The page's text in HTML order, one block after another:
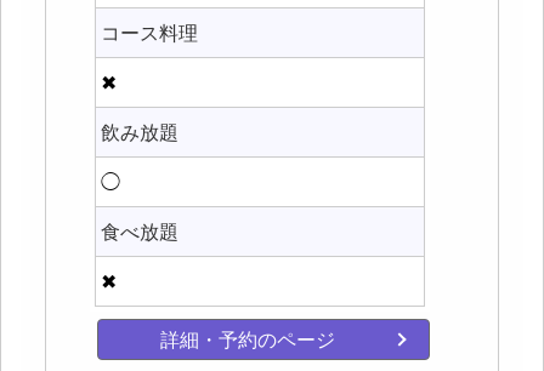
コース料理
✖
飲み放題
◯
食べ放題
✖
詳細・予約のページ